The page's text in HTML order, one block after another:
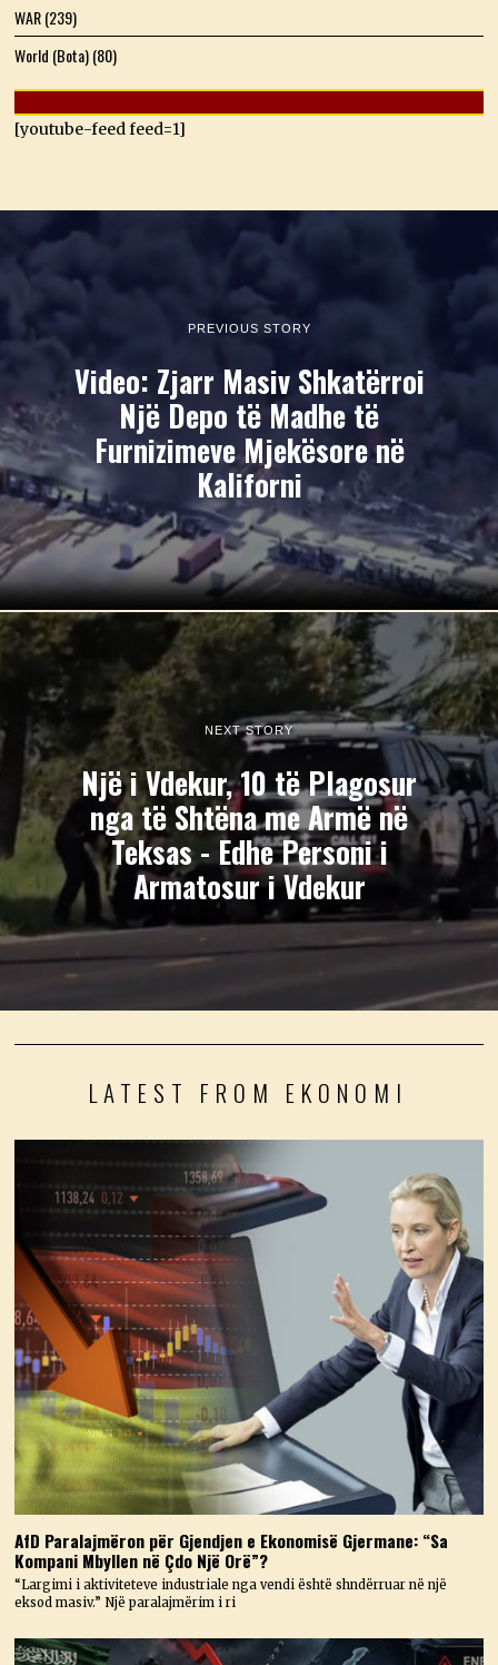
WAR(239)
World (Bota)(80)
[youtube-feed feed=1]
PREVIOUS STORY
Video: Zjarr Masiv Shkatërroi
Një Depo të Madhe të
Furnizimeve Mjekësore në
Kaliforni
NEXT STORY
Një i Vdekur, 10 të Plagosur
nga të Shtëna me Armë në
Teksas - Edhe Personi i
Armatosur i Vdekur
LATEST FROM EKONOMI
AfD Paralajmëron për Gjendjen e Ekonomisë Gjermane: “Sa
Kompani Mbyllen në Çdo Një Orë”?
“Largimi i aktiviteteve industriale nga vendi është shndërruar në një
eksod masiv.” Një paralajmërim i ri